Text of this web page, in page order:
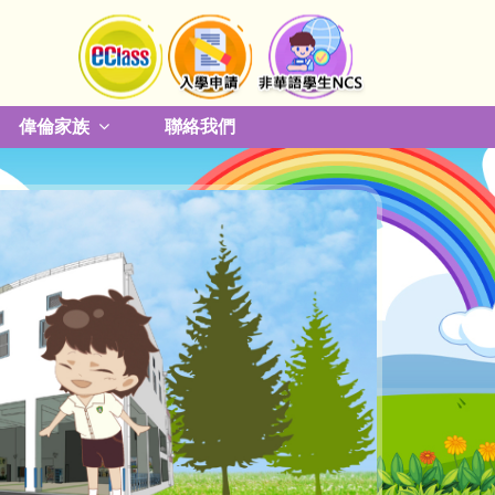
偉倫家族 聯絡我們